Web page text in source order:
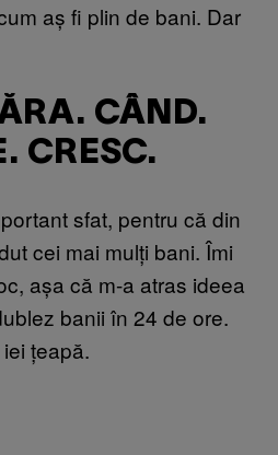
aș fi plin de bani. Dar
CÂND.
CRESC.
sfat, pentru că din
cei mai mulți bani. Îmi
așa că m-a atras ideea
banii în 24 de ore.
țeapă.